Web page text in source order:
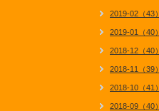
2019-02（43）
2019-01（40）
2018-12（40）
2018-11（39）
2018-10（41）
2018-09（40）